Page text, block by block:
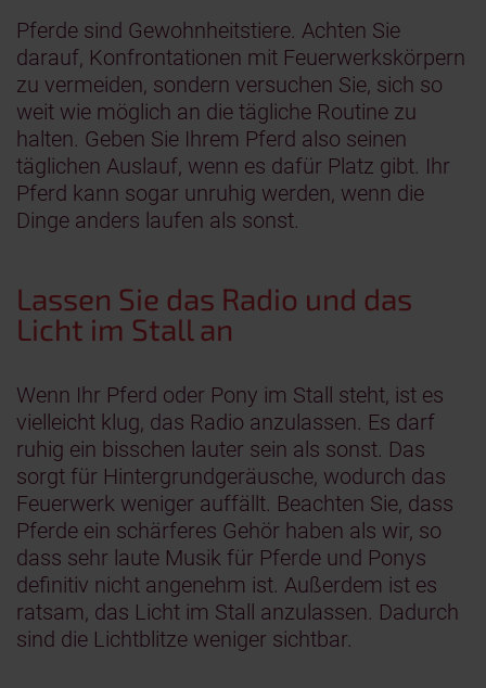
Pferde sind Gewohnheitstiere. Achten Sie
darauf, Konfrontationen mit Feuerwerkskörpern
zu vermeiden, sondern versuchen Sie, sich so
weit wie möglich an die tägliche Routine zu
halten. Geben Sie Ihrem Pferd also seinen
täglichen Auslauf, wenn es dafür Platz gibt. Ihr
Pferd kann sogar unruhig werden, wenn die
Dinge anders laufen als sonst.
Lassen Sie das Radio und das
Licht im Stall an
Wenn Ihr Pferd oder Pony im Stall steht, ist es
vielleicht klug, das Radio anzulassen. Es darf
ruhig ein bisschen lauter sein als sonst. Das
sorgt für Hintergrundgeräusche, wodurch das
Feuerwerk weniger auffällt. Beachten Sie, dass
Pferde ein schärferes Gehör haben als wir, so
dass sehr laute Musik für Pferde und Ponys
definitiv nicht angenehm ist. Außerdem ist es
ratsam, das Licht im Stall anzulassen. Dadurch
sind die Lichtblitze weniger sichtbar.